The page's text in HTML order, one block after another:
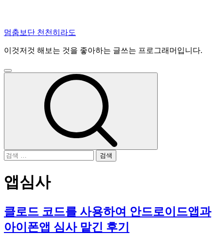
콘
츠
건
멈춤보단 천천히라도
이것저것 해보는 것을 좋아하는 글쓰는 프로그래머입니다.
주
검
앱심사
클로드 코드를 사용하여 안드로이드앱과
아이폰앱 심사 맡긴 후기